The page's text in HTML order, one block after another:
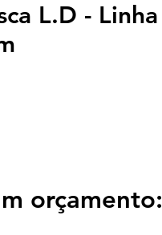
L.D - Linha
orçamento: